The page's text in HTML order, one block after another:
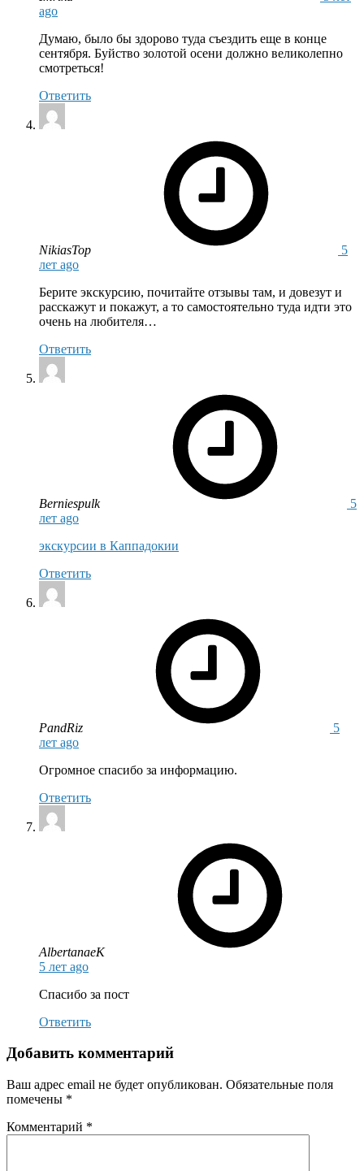
ago
Думаю, было бы здорово туда съездить еще в конце
сентября. Буйство золотой осени должно великолепно
смотреться!
Ответить
NikiasTop
5
лет ago
Берите экскурсию, почитайте отзывы там, и довезут и
расскажут и покажут, а то самостоятельно туда идти это
очень на любителя…
Ответить
Berniespulk
5
лет ago
экскурсии в Каппадокии
Ответить
PandRiz
5
лет ago
Огромное спасибо за информацию.
Ответить
AlbertanaeK
5 лет ago
Спасибо за пост
Ответить
Добавить комментарий
Ваш адрес email не будет опубликован. Обязательные поля
помечены *
Комментарий *